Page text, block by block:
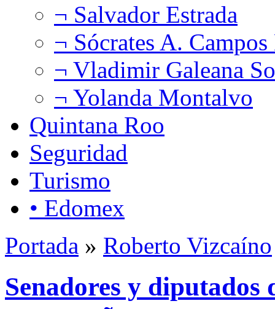
¬ Salvador Estrada
¬ Sócrates A.
¬ Vladimir Galeana
¬ Yolanda Montalvo
Quintana Roo
Seguridad
Turismo
• Edomex
Portada » Roberto Vizcaíno
Senadores y diputados